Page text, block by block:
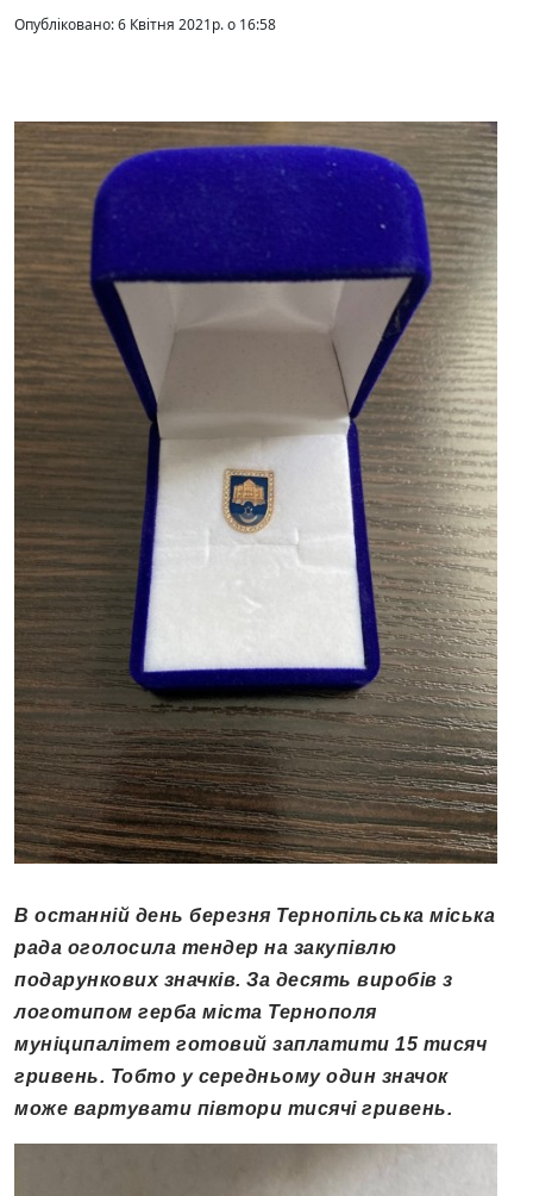
Опубліковано: 6 Квітня 2021р. о 16:58
В останній день березня Тернопільська міська
рада оголосила тендер на закупівлю
подарункових значків. За десять виробів з
логотипом герба міста Тернополя
муніципалітет готовий заплатити 15 тисяч
гривень. Тобто у середньому один значок
може вартувати півтори тисячі гривень.